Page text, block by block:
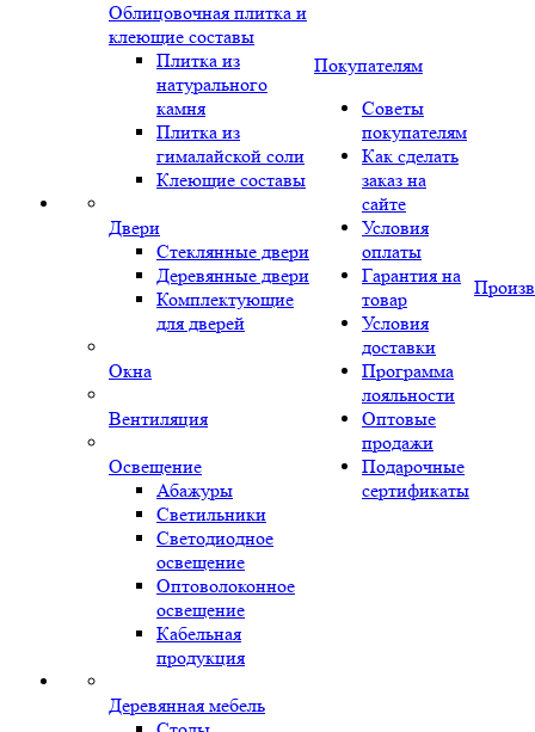
Облицовочная плитка и
клеющие составы
Плитка из
натурального
камня
Плитка из
гималайской соли
Клеющие составы
Двери
Стеклянные двери
Деревянные двери
Комплектующие
для дверей
Окна
Вентиляция
Освещение
Абажуры
Светильники
Светодиодное
освещение
Оптоволоконное
освещение
Кабельная
продукция
Деревянная мебель
Покупателям
Советы
покупателям
Как сделать
заказ на
сайте
Условия
оплаты
Гарантия на
товар
Условия
доставки
Программа
лояльности
Оптовые
продажи
Подарочные
сертификаты